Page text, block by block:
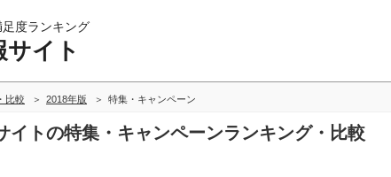
度ランキング
サイト
比較 2018年版 特集・キャンペーン
イトの特集・キャンペーンランキング・比較